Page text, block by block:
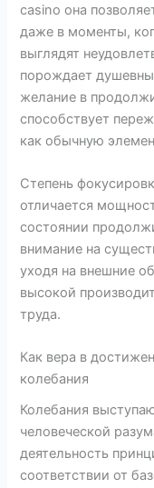
casino она
даже в моменты,
выглядят
порождает
желание в
способствует
как обычную
Степень
отличается
состоянии
внимание на
уходя на внешние
высокой
труда.
Как вера в
колебания
Колебания
человеческой
деятельность
соответствии от